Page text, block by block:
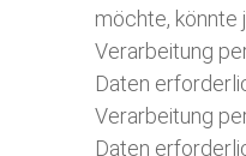
möchte, könnte
Verarbeitung
Daten
Verarbeitung
Daten